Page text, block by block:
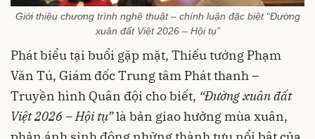
Giới thiệu chương trình nghệ thuật – chính luận đặc biệt “Đường
xuân đất Việt 2026 – Hội tụ”
Phát biểu tại buổi gặp mặt, Thiếu tướng Phạm
Văn Tú, Giám đốc Trung tâm Phát thanh –
Truyền hình Quân đội cho biết, “Đường xuân đất
Việt 2026 – Hội tụ”là bản giao hưởng mùa xuân,